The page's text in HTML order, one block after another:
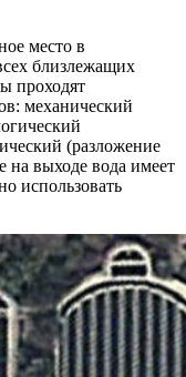
место в
близлежащих
проходят
механический
(разложение
на выходе вода имеет
использовать